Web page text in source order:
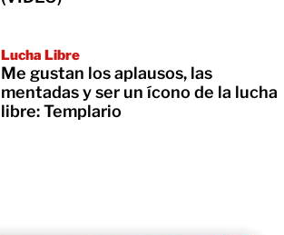
Lucha Libre
Me gustan los aplausos, las
mentadas y ser un ícono de la lucha
libre: Templario